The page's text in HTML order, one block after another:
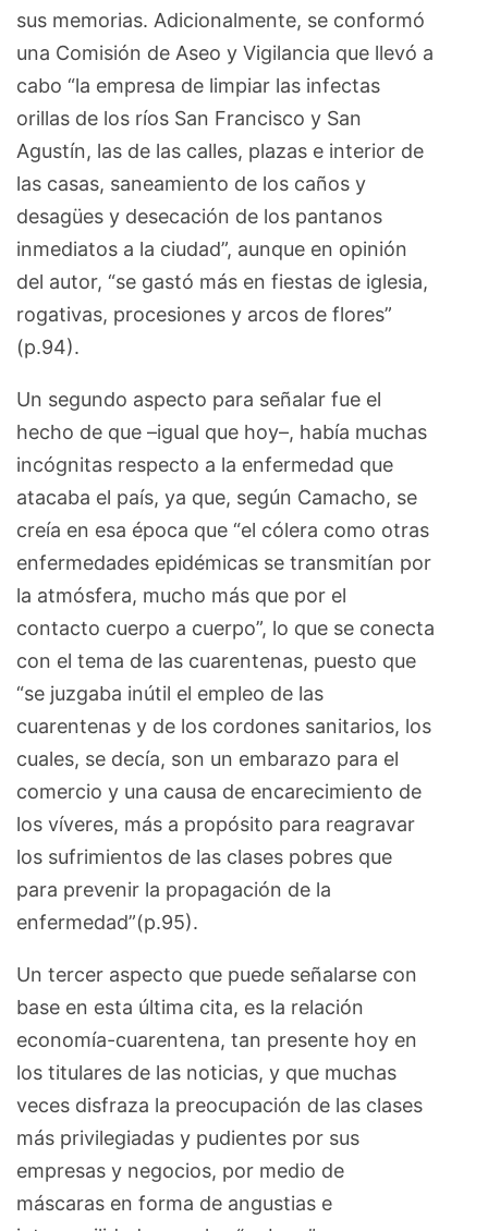
sus memorias. Adicionalmente, se conformó
una Comisión de Aseo y Vigilancia que llevó a
cabo “la empresa de limpiar las infectas
orillas de los ríos San Francisco y San
Agustín, las de las calles, plazas e interior de
las casas, saneamiento de los caños y
desagües y desecación de los pantanos
inmediatos a la ciudad”, aunque en opinión
del autor, “se gastó más en fiestas de iglesia,
rogativas, procesiones y arcos de flores”
(p.94).
Un segundo aspecto para señalar fue el
hecho de que –igual que hoy–, había muchas
incógnitas respecto a la enfermedad que
atacaba el país, ya que, según Camacho, se
creía en esa época que “el cólera como otras
enfermedades epidémicas se transmitían por
la atmósfera, mucho más que por el
contacto cuerpo a cuerpo”, lo que se conecta
con el tema de las cuarentenas, puesto que
“se juzgaba inútil el empleo de las
cuarentenas y de los cordones sanitarios, los
cuales, se decía, son un embarazo para el
comercio y una causa de encarecimiento de
los víveres, más a propósito para reagravar
los sufrimientos de las clases pobres que
para prevenir la propagación de la
enfermedad”(p.95).
Un tercer aspecto que puede señalarse con
base en esta última cita, es la relación
economía-cuarentena, tan presente hoy en
los titulares de las noticias, y que muchas
veces disfraza la preocupación de las clases
más privilegiadas y pudientes por sus
empresas y negocios, por medio de
máscaras en forma de angustias e